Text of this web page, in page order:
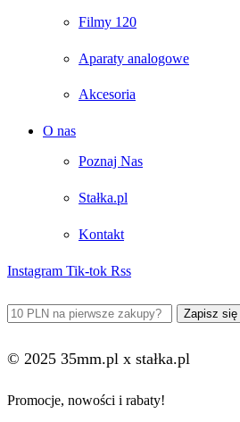
Filmy 120
Aparaty analogowe
Akcesoria
O nas
Poznaj Nas
Stałka.pl
Kontakt
Instagram Tik-tok Rss
© 2025 35mm.pl x stałka.pl
Promocje, nowości i rabaty!